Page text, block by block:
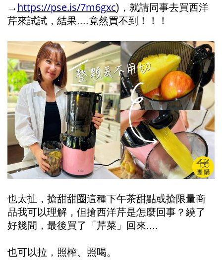
→ https://pse.is/7m6gxc)，就請同事去買西洋
芹來試試，結果....竟然買不到！！！
也太扯，搶甜甜圈這種下午茶甜點或搶限量商
品我可以理解，但搶西洋芹是怎麼回事？繞了
好幾間，最後買了「芹菜」回來....
也可以拉，照榨、照喝。